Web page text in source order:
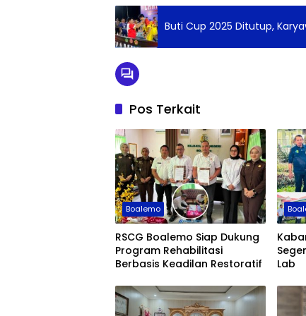
Buti Cup 2025 Ditutup,
Pos Terkait
Boalemo
RSCG Boalemo Siap Dukung
Program Rehabilitasi
Berbasis Keadilan Restoratif
Lab